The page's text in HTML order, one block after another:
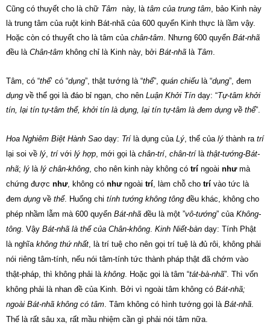
Cũng có thuyết cho là chữ Tâm này, là tâm của trung tâm, bảo Kinh này
là trung tâm của ruột kinh Bát-nhã của 600 quyển Kinh thực là lầm vậy.
Hoặc còn có thuyết cho là tâm của chân-tâm. Nhưng 600 quyển Bát-nhã
đều là Chân-tâm không chỉ là Kinh này, bởi Bát-nhã là Tâm.
Tâm, có “thể’ có “dụng”, thật tướng là “thể”, quán chiếu là “dụng”, đem
dụng về thể gọi là đáo bỉ ngạn, cho nên Luận Khởi Tín dạy: “Tự-tâm khởi
tín, lại tín tự-tâm thể, khởi tín là dụng, lại tín tự-tâm là đem dụng về thể”.
Hoa Nghiêm Biệt Hành Sao dạy: Trí là dụng của Lý, thể của lý thành ra trí
lại soi về lý, trí với lý hợp, mới gọi là chân-trí, chân-trílà thật-tướng-Bát-
nhã; lý là lý chân-không, cho nên kinh này không có trí ngoài nhưmà
chứng được như, không có như ngoài trí, làm chỗ cho trí vào tức là
đem dụng về thể. Huống chi tính tướng không tông đều khác, không cho
phép nhầm lẫm mà 600 quyển Bát-nhã đều là một ”vô-tướng” của Không-
tông. Vậy Bát-nhã là thể của Chân-không. Kinh Niết-bàn dạy: Tính Phật
là nghĩa không thứ nhất, là trí tuệ cho nên gọi trí tuệ là đủ rôi, không phải
nói riêng tâm-tính, nếu nói tâm-tính tức thành pháp thật đã chớm vào
thật-pháp, thì không phải là không. Hoặc gọi là tâm “tát-bà-nhã”. Thì vốn
không phải là nhan đề của Kinh. Bởi vì ngoài tâm không có Bát-nhã;
ngoài Bát-nhã không có tâm. Tâm không có hình tướng gọi là Bát-nhã.
Thế là rất sâu xa, rất mầu nhiệm cần gì phải nói tâm nữa.